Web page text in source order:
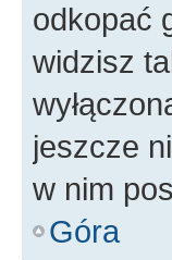
odkopać
widzisz
jeszcze
w nim
Góra